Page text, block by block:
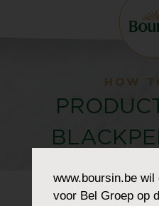
HOW
www.boursin.bewil
voor Bel Groep op